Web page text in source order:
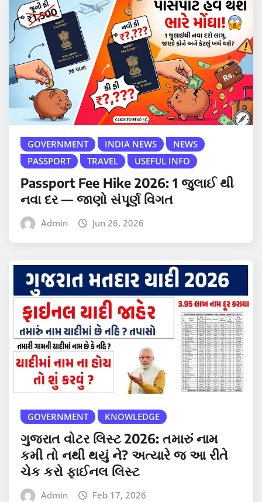
GOVERNMENT INDIA NEWS
NEWS
PASSPORT
TRAVEL USEFUL INFO
Passport Fee Hike 2026: 1 જુલાઈ થી
નવા દર — જાણો સંપૂર્ણ વિગત
Admin Jun 26, 2026
GOVERNMENT KNOWLEDGE
ગુજરાત વોટર લિસ્ટ 2026: તમારું નામ
કમી તો નથી થયું ને? અત્યારે જ આ રીતે
ચેક કરો ફાઈનલ લિસ્ટ
Admin Feb 17, 2026